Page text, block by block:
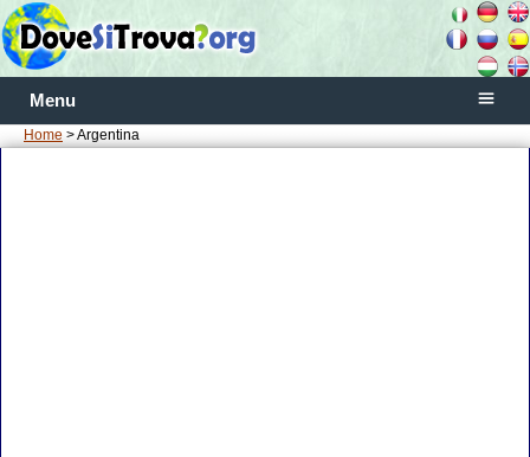
Menu
Home > Argentina